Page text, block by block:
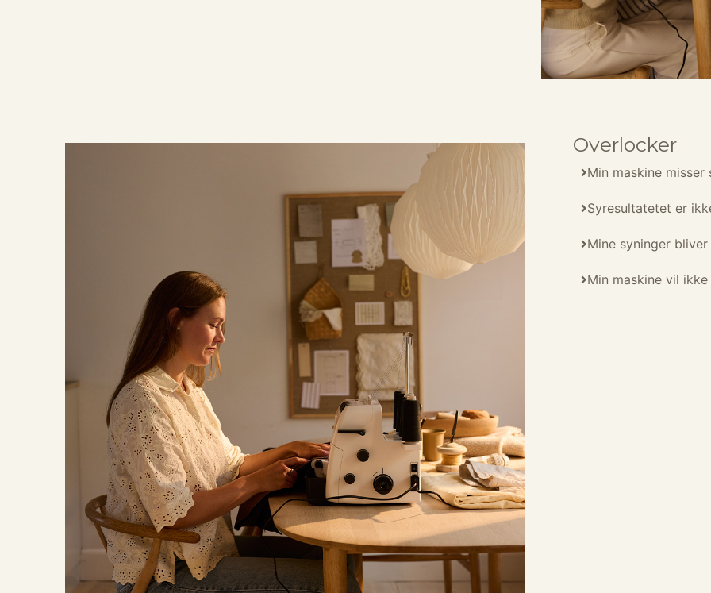
Overlocker
Min maskine misser
Syresultatetet er
Mine syninger
Min maskine vil ikke